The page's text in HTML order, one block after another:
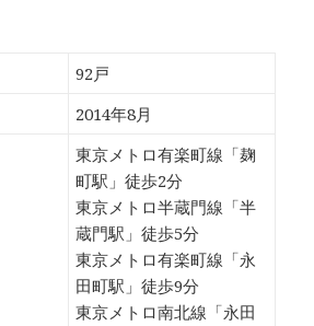
92戸
2014年8月
東京メトロ有楽町線「麹
町駅」徒歩2分
東京メトロ半蔵門線「半
蔵門駅」徒歩5分
東京メトロ有楽町線「永
田町駅」徒歩9分
東京メトロ南北線「永田